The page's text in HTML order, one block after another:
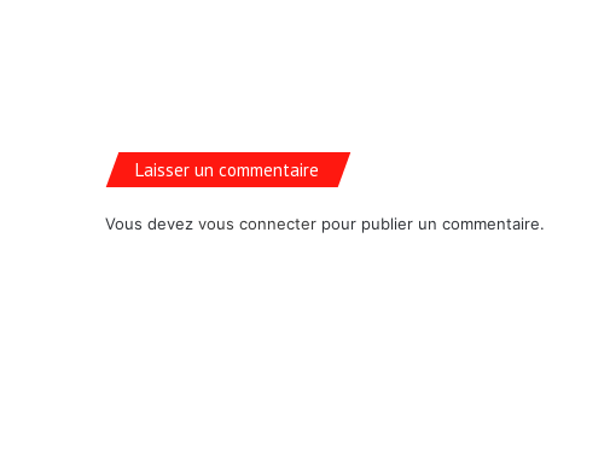
Laisser un commentaire
Vous devez vous connecter pour publier un commentaire.